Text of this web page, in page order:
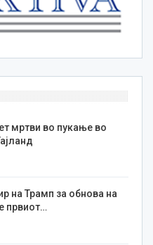
мртви во пукање во
на Трамп за обнова на
првиот…